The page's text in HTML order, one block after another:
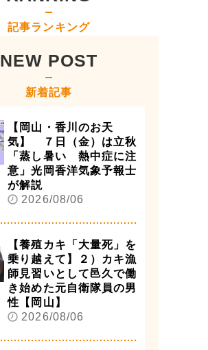
記事ランキング
NEW POST
新着記事
【岡山・香川のお天
気】 ７日（金）は立秋
「蒸し暑い 熱中症に注
意」光岡香洋気象予報士
が解説
2026/08/06
【養殖カキ「大量死」を
乗り越えて】２）カキ漁
師見習いとして邑久で働
き始めた元自衛隊員の男
性【岡山】
2026/08/06